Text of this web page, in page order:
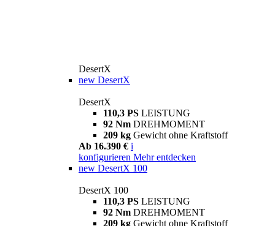
DesertX
new DesertX
DesertX
110,3 PS LEISTUNG
92 Nm DREHMOMENT
209 kg Gewicht ohne Kraftstoff
Ab 16.390 € i
konfigurieren Mehr entdecken
new DesertX 100
DesertX 100
110,3 PS LEISTUNG
92 Nm DREHMOMENT
209 kg Gewicht ohne Kraftstoff